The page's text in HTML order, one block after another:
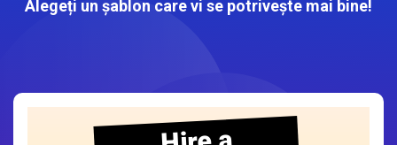
Alegeți un șablon care vi se potrivește mai bine!